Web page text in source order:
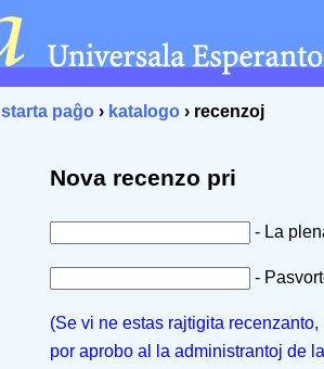
starta paĝo › katalogo › recenzoj
Nova recenzo pri
- La
-
(Se vi ne estas rajtigita
por aprobo al la administrantoj de